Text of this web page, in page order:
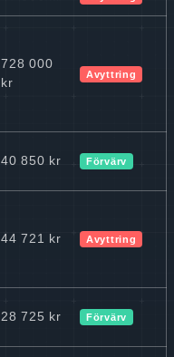
728 000
kr
Avyttring
40 850 kr Förvärv
44 721 kr Avyttring
28 725 kr Förvärv